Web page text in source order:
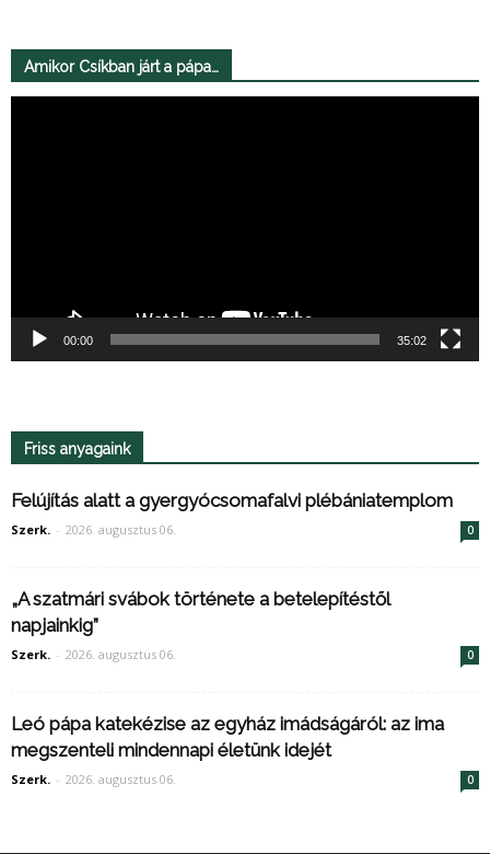
Amikor Csíkban járt a pápa…
00:00 35:02
Friss anyagaink
Felújítás alatt a gyergyócsomafalvi plébániatemplom
Szerk. - 2026. augusztus 06. 0
„A szatmári svábok története a betelepítéstől
napjainkig”
Szerk. - 2026. augusztus 06. 0
Leó pápa katekézise az egyház imádságáról: az ima
megszenteli mindennapi életünk idejét
Szerk. - 2026. augusztus 06. 0